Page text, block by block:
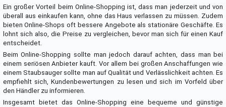
Ein großer Vorteil beim Online-Shopping ist, dass man jederzeit und von
überall aus einkaufen kann, ohne das Haus verlassen zu müssen. Zudem
bieten Online-Shops oft bessere Angebote als stationäre Geschäfte. Es
lohnt sich also, die Preise zu vergleichen, bevor man sich für einen Kauf
entscheidet.
Beim Online-Shopping sollte man jedoch darauf achten, dass man bei
einem seriösen Anbieter kauft. Vor allem bei großen Anschaffungen wie
einem Staubsauger sollte man auf Qualität und Verlässlichkeit achten. Es
empfiehlt sich, Kundenbewertungen zu lesen und sich im Vorfeld über
den Händler zu informieren.
Insgesamt bietet das Online-Shopping eine bequeme und günstige